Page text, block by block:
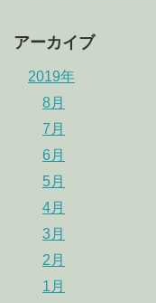
アーカイブ
2019年
8月
7月
6月
5月
4月
3月
2月
1月